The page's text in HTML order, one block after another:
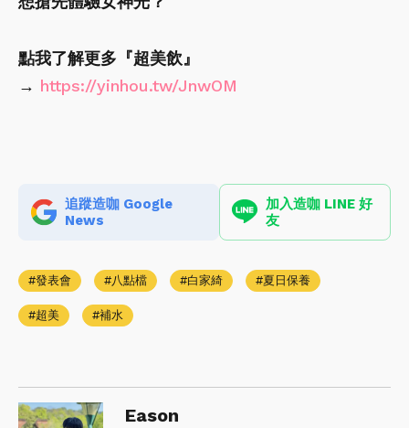
點我了解更多『超美飲』
→ https://yinhou.tw/JnwOM
追蹤造咖 Google
News
加入造咖 LINE 好
友
發表會 八點檔 白家綺 夏日保養
超美 補水
Eason